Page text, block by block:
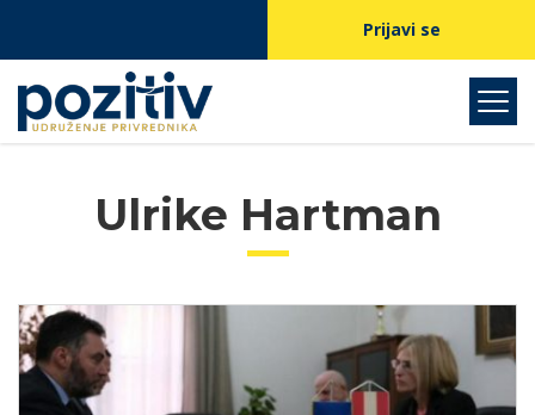
Prijavi se
Ulrike Hartman